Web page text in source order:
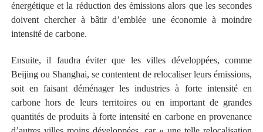
énergétique et la réduction des émissions alors que les secondes
doivent chercher à bâtir d’emblée une économie à moindre
intensité de carbone.
Ensuite, il faudra éviter que les villes développées, comme
Beijing ou Shanghai, se contentent de relocaliser leurs émissions,
soit en faisant déménager les industries à forte intensité en
carbone hors de leurs territoires ou en important de grandes
quantités de produits à forte intensité en carbone en provenance